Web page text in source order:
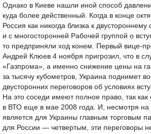
Однако в Киеве нашли иной способ
куда более действенный. Когда в конце
Россия как никогда близка к
и с многосторонней Рабочей группой о
то предприняли ход конем. Первый вице-
Андрей Клюев 4 ноября пригрозил, что в
«Газпрома», а именно снижение цены на
за тысячу кубометров, Украина поднимет
двусторонних переговоров об условиях
На это соседи имеют полное право, так
в ВТО еще в мае 2008 года. И, несмотря на
является для Украины главным торговым
для России — четвертым, эти переговоры